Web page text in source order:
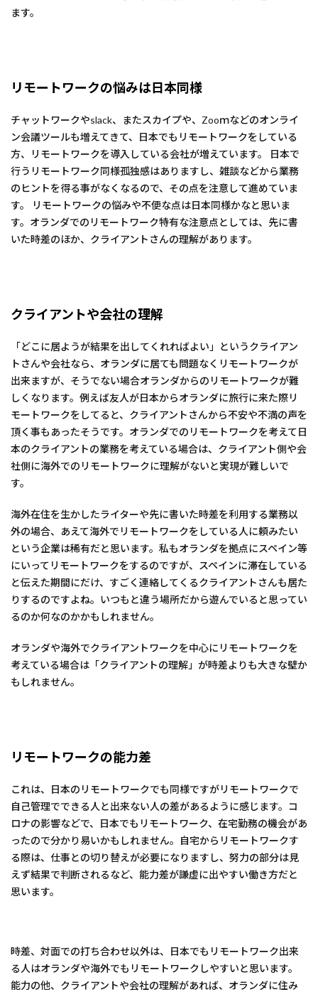
ます。
リモートワークの悩みは日本同様
チャットワークやslack、またスカイプや、Zooｍなどのオンライ
ン会議ツールも増えてきて、日本でもリモートワークをしている
方、リモートワークを導入している会社が増えています。 日本で
行うリモートワーク同様孤独感はありますし、雑談などから業務
のヒントを得る事がなくなるので、その点を注意して進めていま
す。 リモートワークの悩みや不便な点は日本同様かなと思いま
す。オランダでのリモートワーク特有な注意点としては、先に書
いた時差のほか、クライアントさんの理解があります。
クライアントや会社の理解
「どこに居ようが結果を出してくれればよい」というクライアン
トさんや会社なら、オランダに居ても問題なくリモートワークが
出来ますが、そうでない場合オランダからのリモートワークが難
しくなります。例えば友人が日本からオランダに旅行に来た際リ
モートワークをしてると、クライアントさんから不安や不満の声を
頂く事もあったそうです。オランダでのリモートワークを考えて日
本のクライアントの業務を考えている場合は、クライアント側や会
社側に海外でのリモートワークに理解がないと実現が難しいで
す。
海外在住を生かしたライターや先に書いた時差を利用する業務以
外の場合、あえて海外でリモートワークをしている人に頼みたい
という企業は稀有だと思います。私もオランダを拠点にスペイン等
にいってリモートワークをするのですが、スペインに滞在している
と伝えた期間にだけ、すごく連絡してくるクライアントさんも居た
りするのですよね。いつもと違う場所だから遊んでいると思ってい
るのか何なのかかもしれません。
オランダや海外でクライアントワークを中心にリモートワークを
考えている場合は「クライアントの理解」が時差よりも大きな壁か
もしれません。
リモートワークの能力差
これは、日本のリモートワークでも同様ですがリモートワークで
自己管理でできる人と出来ない人の差があるように感じます。コ
ロナの影響などで、日本でもリモートワーク、在宅勤務の機会があ
ったので分かり易いかもしれません。自宅からリモートワークす
る際は、仕事との切り替えが必要になりますし、努力の部分は見
えず結果で判断されるなど、能力差が謙虚に出やすい働き方だと
思います。
時差、対面での打ち合わせ以外は、日本でもリモートワーク出来
る人はオランダや海外でもリモートワークしやすいと思います。
能力の他、クライアントや会社の理解があれば、オランダに住み